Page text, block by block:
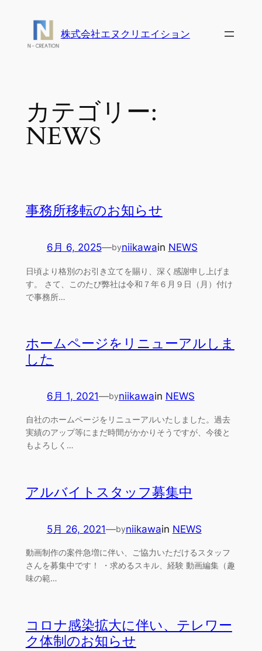
株式会社エヌクリエイション
カテゴリー:
NEWS
事務所移転のお知らせ
6月 6, 2025—byniikawain NEWS
日頃より格別のお引き立てを賜り、深く感謝申し上げま
す。 さて、このたび弊社は令和７年６月９日（月）付け
で事務所…
ホームページをリニューアルしま
した
6月 1, 2021—byniikawain NEWS
自社のホームページをリニューアルいたしました。過去
実績のアップ等にまだ時間がかかりそうですが、今後と
もよろしく…
アルバイトスタッフ募集中
5月 26, 2021—byniikawain NEWS
動画制作の案件急増に伴い、ご協力いただけるスタッフ
さんを募集中です！ ・求めるスキル、経験 動画編集（趣
味の範…
コロナ感染拡大に伴い、テレワー
ク体制のお知らせ